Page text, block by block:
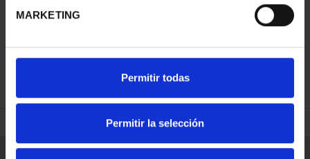
MARKETING
Permitir todas
Permitir la selección
REFINAR